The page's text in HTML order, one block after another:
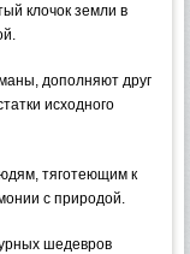
клочок земли в
дополняют друг
исходного
тяготеющим к
с природой.
шедевров